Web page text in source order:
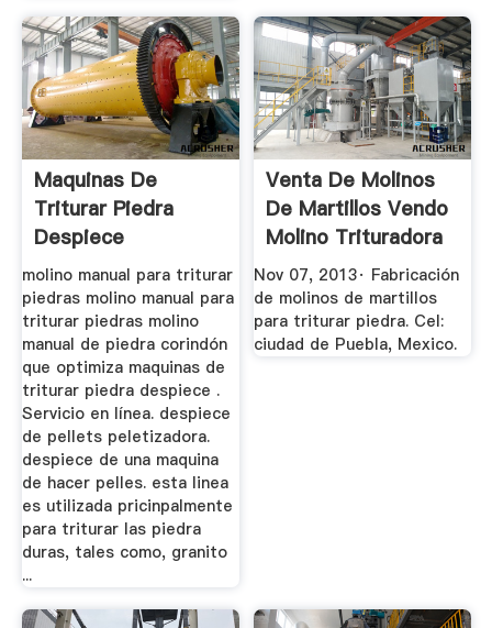
Maquinas De
Triturar Piedra
Despiece
molino manual para triturar
piedras molino manual para
triturar piedras molino
manual de piedra corindón
que optimiza maquinas de
triturar piedra despiece .
Servicio en línea. despiece
de pellets peletizadora.
despiece de una maquina
de hacer pelles. esta linea
es utilizada pricinpalmente
para triturar las piedra
duras, tales como, granito
...
Venta De Molinos
De Martillos Vendo
Molino Trituradora
...
Nov 07, 2013· Fabricación
de molinos de martillos
para triturar piedra. Cel:
ciudad de Puebla, Mexico.